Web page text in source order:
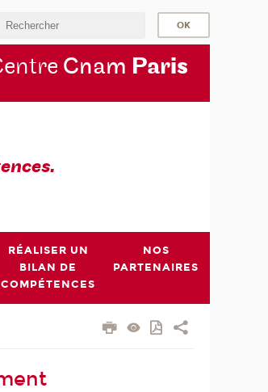
Cnam Paris
RÉALISER UN
BILAN DE
COMPÉTENCES
NOS
PARTENAIRES